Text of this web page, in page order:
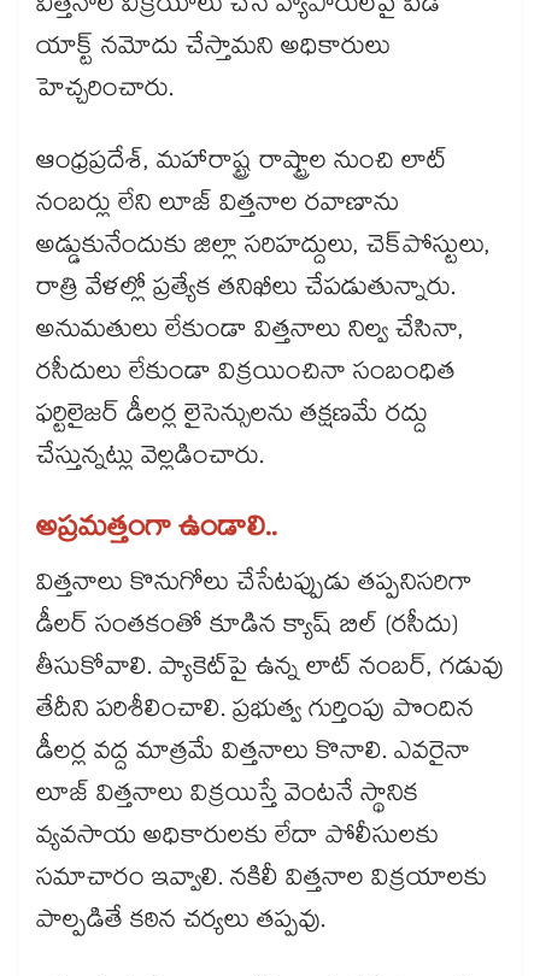
యాక్ట్ నమోదు చేస్తామని అధికారులు
హెచ్చరించారు.
ఆంధ్రప్రదేశ్, మహారాష్ట్ర రాష్ట్రాల నుంచి లాట్
నంబర్లు లేని లూజ్ విత్తనాల రవాణాను
అడ్డుకునేందుకు జిల్లా సరిహద్దులు, చెక్‌‌పోస్టులు,
రాత్రి వేళల్లో ప్రత్యేక తనిఖీలు చేపడుతున్నారు.
అనుమతులు లేకుండా విత్తనాలు నిల్వ చేసినా,
రసీదులు లేకుండా విక్రయించినా సంబంధిత
ఫర్టిలైజర్ డీలర్ల లైసెన్సులను తక్షణమే రద్దు
చేస్తున్నట్లు వెల్లడించారు.
అప్రమత్తంగా ఉండాలి..
విత్తనాలు కొనుగోలు చేసేటప్పుడు తప్పనిసరిగా
డీలర్ సంతకంతో కూడిన క్యాష్ బిల్ (రసీదు)
తీసుకోవాలి. ప్యాకెట్‌‌పై ఉన్న లాట్ నంబర్, గడువు
తేదీని పరిశీలించాలి. ప్రభుత్వ గుర్తింపు పొందిన
డీలర్ల వద్ద మాత్రమే విత్తనాలు కొనాలి. ఎవరైనా
లూజ్ విత్తనాలు విక్రయిస్తే వెంటనే స్థానిక
వ్యవసాయ అధికారులకు లేదా పోలీసులకు
సమాచారం ఇవ్వాలి. నకిలీ విత్తనాల విక్రయాలకు
పాల్పడితే కఠిన చర్యలు తప్పవు.